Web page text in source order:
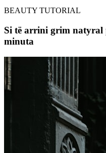
BEAUTY TUTORIAL
Si të arrini grim natyral
minuta